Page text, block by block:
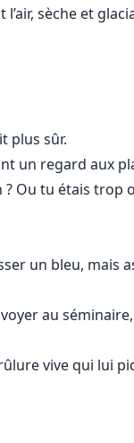
ce que Zayn
obsession.
en quelque
sèche et
plus sûr.
un regard aux
Ou tu étais
un bleu, mais
au
vive qui lui